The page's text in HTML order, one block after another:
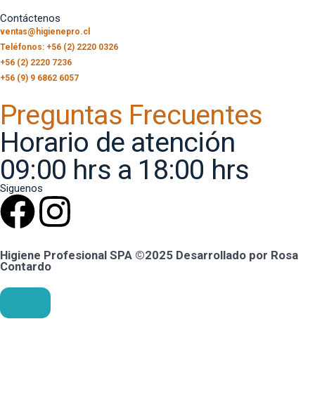
Contáctenos
ventas@higienepro.cl
Teléfonos: +56 (2) 2220 0326
+56 (2) 2220 7236
+56 (9) 9 6862 6057
Preguntas Frecuentes
Horario de atención
09:00 hrs a 18:00 hrs
Siguenos
Higiene Profesional SPA ©2025 Desarrollado por Rosa
Contardo